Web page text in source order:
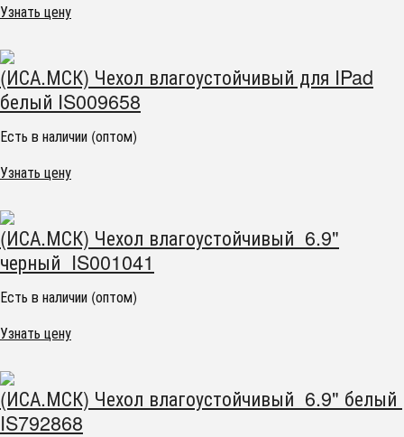
Узнать цену
(ИСА.МСК) Чехол влагоустойчивый для IPad
белый IS009658
Есть в наличии (оптом)
Узнать цену
(ИСА.МСК) Чехол влагоустойчивый 6.9"
черный IS001041
Есть в наличии (оптом)
Узнать цену
(ИСА.МСК) Чехол влагоустойчивый 6.9" белый
IS792868